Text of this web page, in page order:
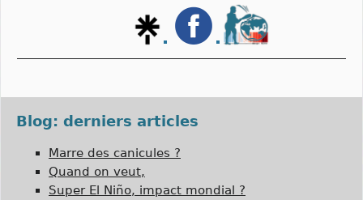
Blog: derniers articles
Marre des canicules ?
Quand on veut,
Super El Niño, impact mondial ?